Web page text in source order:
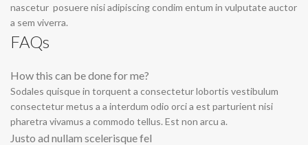
nascetur posuere nisi adipiscing condim entum in vulputate auctor
a sem viverra.
FAQs
How this can be done for me?
Sodales quisque in torquent a consectetur lobortis vestibulum
consectetur metus a a interdum odio orci a est parturient nisi
pharetra vivamus a commodo tellus. Est non arcu a.
Justo ad nullam scelerisque fel